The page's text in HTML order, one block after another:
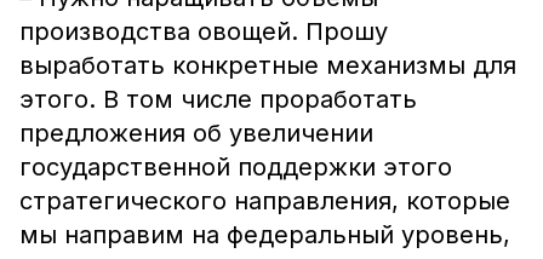
производства овощей. Прошу
выработать конкретные механизмы для
этого. В том числе проработать
предложения об увеличении
государственной поддержки этого
стратегического направления, которые
мы направим на федеральный уровень,